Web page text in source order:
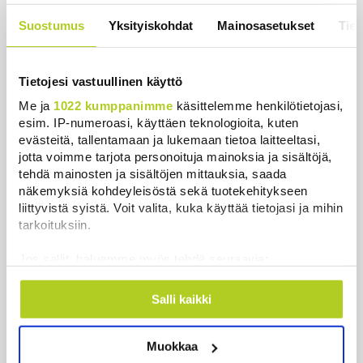
Suostumus Yksityiskohdat Mainosasetukset
Tietojesi vastuullinen käyttö
Me ja 1022 kumppanimme käsittelemme henkilötietojasi,
esim. IP-numeroasi, käyttäen teknologioita, kuten
evästeitä, tallentamaan ja lukemaan tietoa laitteeltasi,
jotta voimme tarjota personoituja mainoksia ja sisältöjä,
tehdä mainosten ja sisältöjen mittauksia, saada
näkemyksiä kohdeyleisöstä sekä tuotekehitykseen
liittyvistä syistä. Voit valita, kuka käyttää tietojasi ja mihin
tarkoituksiin.
Kerätä tietoja maantieteellisestä sijainnistasi,
mahdollisesti muutaman metrin tarkkuudella
ominaispiirteitä aktiivisesti (sormenjäljen
Salli kaikki
Muokkaa
Keskustan Siika-aho kertoo, mikä
hänestä on Ylen gallupin todellinen
Uutiset | 6.8.2026 11:56
Uutiset
Uusimmat Luetuimmat